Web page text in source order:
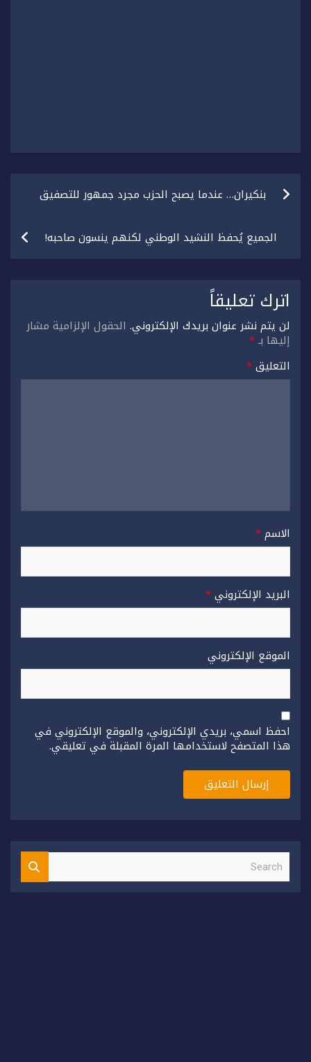
تصفّح
المقالاتبنكيران… عندما يصبح الحزب مجرد جمهور للتصفيق
الجميع يُحفظ النشيد الوطني لكنهم ينسون صاحبه!
اترك تعليقاً
لن يتم نشر عنوان بريدك الإلكتروني. الحقول الإلزامية مشار
إليها بـ*
التعليق*
الاسم*
البريد الإلكتروني*
الموقع الإلكتروني
احفظ اسمي، بريدي الإلكتروني، والموقع الإلكتروني في
هذا المتصفح لاستخدامها المرة المقبلة في تعليقي.
S
a